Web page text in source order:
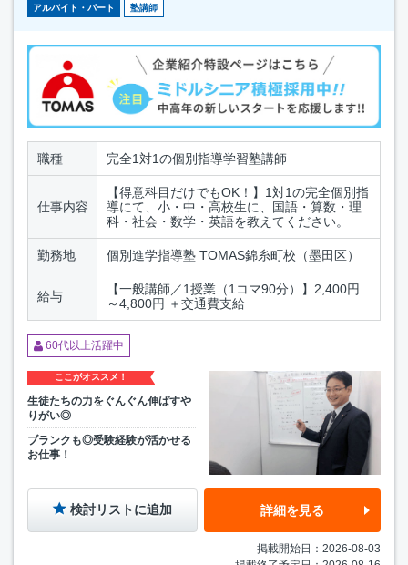
アルバイト・パート 塾講師
職種 完全1対1の個別指導学習塾講師
仕事内容
【得意科目だけでもOK！】1対1の完全個別指
導にて、小・中・高校生に、国語・算数・理
科・社会・数学・英語を教えてください。
勤務地 個別進学指導塾 TOMAS錦糸町校（墨田区）
給与
【一般講師／1授業（1コマ90分）】2,400円
～4,800円 ＋交通費支給
60代以上活躍中
ここがオススメ！
生徒たちの力をぐんぐん伸ばすや
りがい◎
ブランクも◎受験経験が活かせる
お仕事！
検討リストに追加 詳細を見る
掲載開始日：2026-08-03